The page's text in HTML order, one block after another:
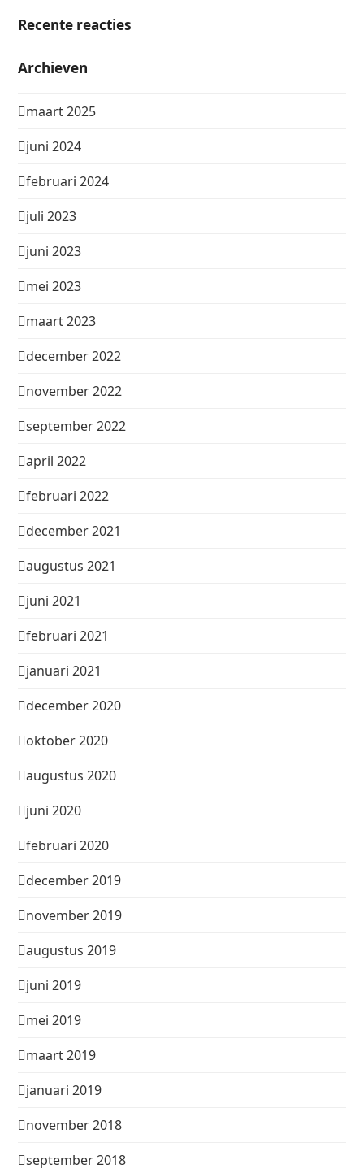
Recente reacties
Archieven
maart 2025
juni 2024
februari 2024
juli 2023
juni 2023
mei 2023
maart 2023
december 2022
november 2022
september 2022
april 2022
februari 2022
december 2021
augustus 2021
juni 2021
februari 2021
januari 2021
december 2020
oktober 2020
augustus 2020
juni 2020
februari 2020
december 2019
november 2019
augustus 2019
juni 2019
mei 2019
maart 2019
januari 2019
november 2018
september 2018